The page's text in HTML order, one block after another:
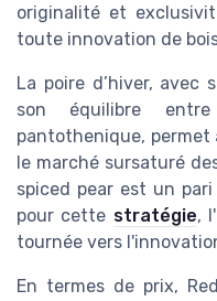
originalité et
toute innovation de
La poire d’hiver,
son équilibre
pantothenique, permet
le marché sursaturé
spiced pear est un
pour cette stratégie,
tournée vers
En termes de prix,